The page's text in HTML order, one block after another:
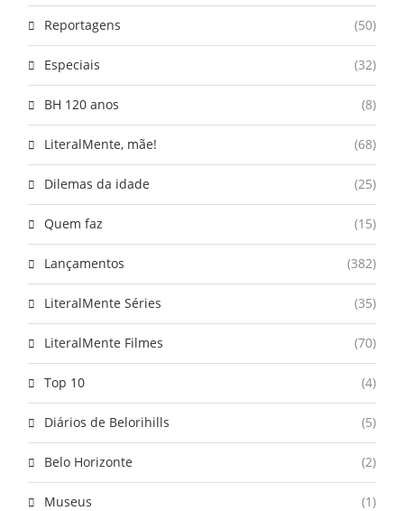
Reportagens (50)
Especiais (32)
BH 120 anos (8)
LiteralMente, mãe! (68)
Dilemas da idade (25)
Quem faz (15)
Lançamentos (382)
LiteralMente Séries (35)
LiteralMente Filmes (70)
Top 10 (4)
Diários de Belorihills (5)
Belo Horizonte (2)
Museus (1)